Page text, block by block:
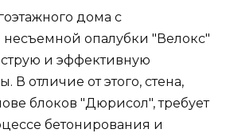
дома с
опалубки "Велокс"
и эффективную
В отличие от этого, стена,
блоков "Дюрисол", требует
бетонирования и